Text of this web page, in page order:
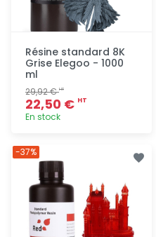
Résine standard 8K
Grise Elegoo - 1000
ml
29,92 €HT
22,50 € HT
En stock
-37%